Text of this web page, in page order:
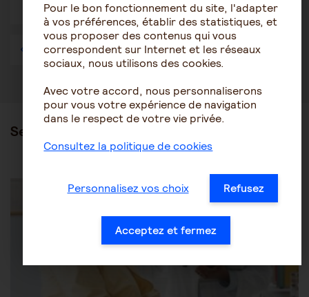
1654
1 … 22 23 24 25 26 27 28 … 36
Ses articles
Category:
Pour le bon fonctionnement du site, l'adapter
à vos préférences, établir des statistiques, et
vous proposer des contenus qui vous
correspondent sur Internet et les réseaux
sociaux, nous utilisons des cookies.
Avec votre accord, nous personnaliserons
pour vous votre expérience de navigation
dans le respect de votre vie privée.
Consultez la politique de cookies
Personnalisez vos choix Refusez
Acceptez et fermez